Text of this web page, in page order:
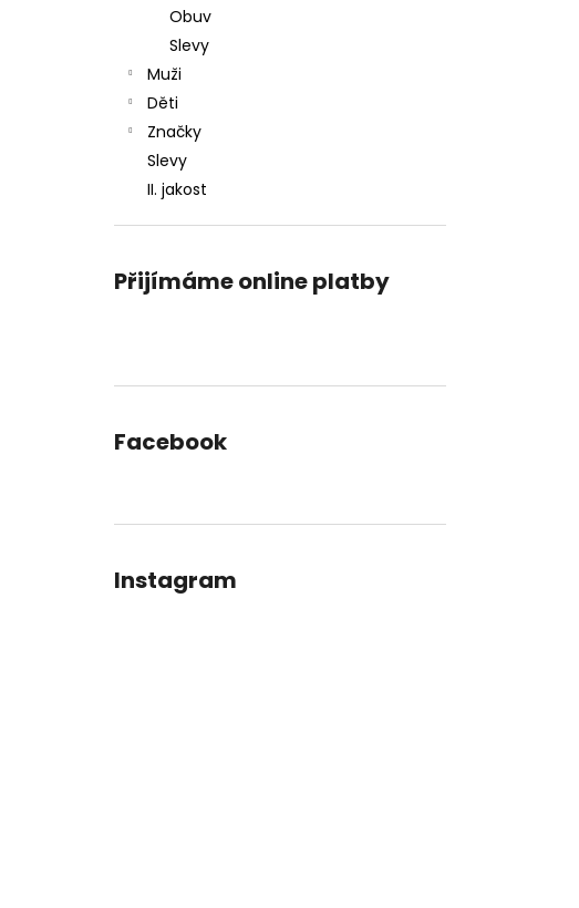
Obuv
Slevy
Muži
Děti
Značky
Slevy
II. jakost
Přijímáme online platby
Facebook
Instagram